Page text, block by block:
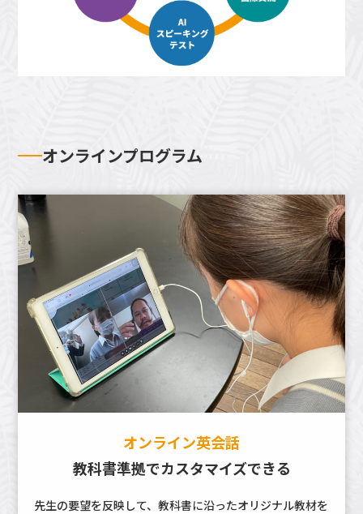
オンラインプログラム
オンライン英会話
教科書準拠でカスタマイズできる
先生の要望を反映して、教科書に沿ったオリジナル教材を